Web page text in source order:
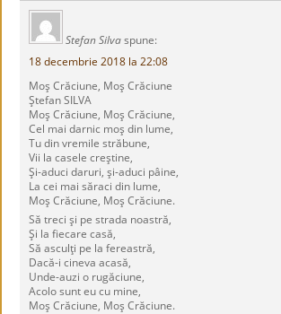
Stefan Silva spune:
18 decembrie 2018 la 22:08
Moş Crăciune, Moş Crăciune
Ştefan SILVA
Moş Crăciune, Moş Crăciune,
Cel mai darnic moş din lume,
Tu din vremile străbune,
Vii la casele creştine,
Şi-aduci daruri, şi-aduci pâine,
La cei mai săraci din lume,
Moş Crăciune, Moş Crăciune.
Să treci şi pe strada noastră,
Şi la fiecare casă,
Să asculţi pe la fereastră,
Dacă-i cineva acasă,
Unde-auzi o rugăciune,
Acolo sunt eu cu mine,
Moş Crăciune, Moş Crăciune.